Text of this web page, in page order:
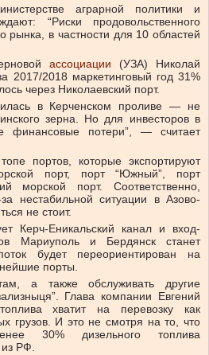
аграрной политики и
“Риски продовольственного
рынка, в частности для 10 областей
ассоциации (УЗА) Николай
2017/2018 маркетинговый год 31%
через Николаевский порт.
в Керченском проливе — не
зерна. Но для инвесторов в
финансовые потери”, — считает
портов, которые экспортируют
порт, порт “Южный”, порт
морской порт. Соответственно,
нестабильной ситуации в Азово-
не стоит.
Керч-Еникальский канал и вход-
Мариуполь и Бердянск станет
будет переориентирован на
порты.
а также обслуживать другие
Глава компании Евгений
хватит на перевозку как
грузов. И это не смотря на то, что
30% дизельного топлива
из РФ.